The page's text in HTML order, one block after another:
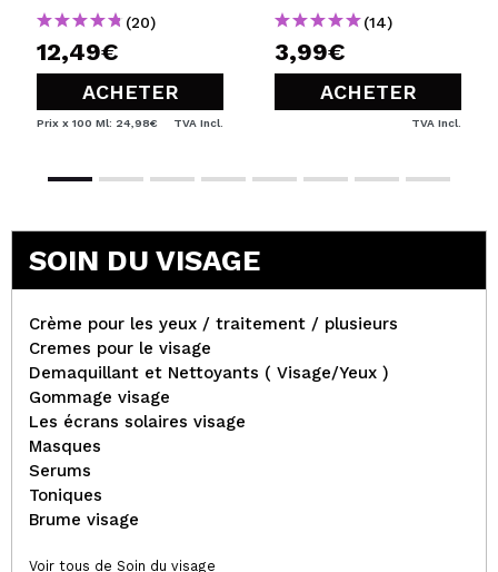
(20)
12,49€
ACHETER
Prix x 100 Ml: 24,98€ TVA Incl.
(14)
3,99€
ACHETER
TVA Incl.
SOIN DU VISAGE
Crème pour les yeux / traitement / plusieurs
Cremes pour le visage
Demaquillant et Nettoyants ( Visage/Yeux )
Gommage visage
Les écrans solaires visage
Masques
Serums
Toniques
Brume visage
Voir tous de Soin du visage